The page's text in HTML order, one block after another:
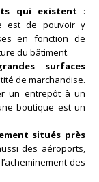
qui existent :
est de pouvoir y
en fonction de
du bâtiment.
surfaces
de marchandise.
un entrepôt à un
boutique est un
situés près
des aéroports,
des